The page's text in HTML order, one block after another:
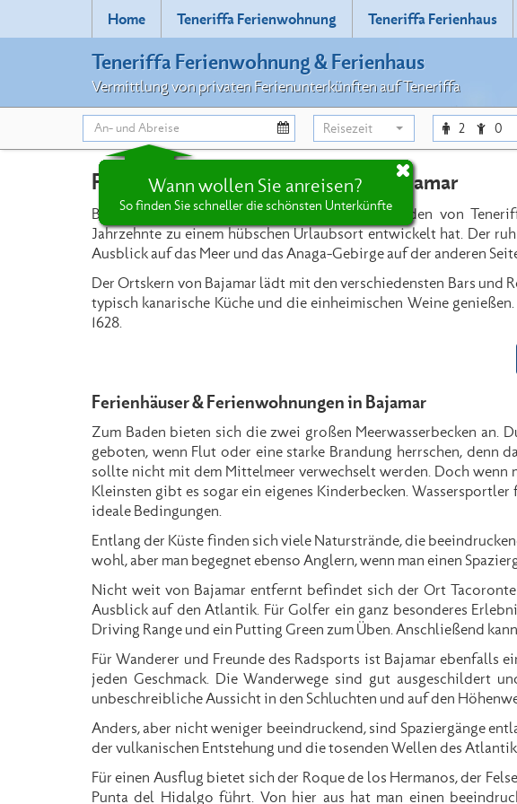
Teneriffa Ferienwohnung & Ferienhaus
Vermittlung von privaten Ferienunterkünften auf Teneriffa
Home Teneriffa Ferienwohnung Teneriffa Ferienhaus
Reisezeit 2 0
Wann wollen Sie anreisen?
So finden Sie schneller die schönsten Unterkünfte
Ferienwohnung & Ferienhaus in Bajamar
Bajamar ist ein ehemaliges Fischerdorf im Norden von
Jahrzehnte zu einem hübschen Urlaubsort entwickelt hat. Der
Ausblick auf das Meer und das Anaga-Gebirge auf der anderen
Der Ortskern von Bajamar lädt mit den verschiedensten Bars und
typisch kanarische Küche und die einheimischen Weine
1628.
Ferienhäuser & Ferienwohnungen in Bajamar
Zum Baden bieten sich die zwei großen Meerwasserbecken an.
geboten, wenn Flut oder eine starke Brandung herrschen, denn
sollte nicht mit dem Mittelmeer verwechselt werden. Doch wenn
Kleinsten gibt es sogar ein eigenes Kinderbecken.
ideale Bedingungen.
Entlang der Küste finden sich viele Naturstrände, die
wohl, aber man begegnet ebenso Anglern, wenn man einen
Nicht weit von Bajamar entfernt befindet sich der Ort
Ausblick auf den Atlantik. Für Golfer ein ganz besonderes
Driving Range und ein Putting Green zum Üben. Anschließend
Für Wanderer und Freunde des Radsports ist Bajamar ebenfalls
jeden Geschmack. Die Wanderwege sind gut ausgeschildert
unbeschreibliche Aussicht in den Schluchten und auf den
Anders, aber nicht weniger beeindruckend, sind Spaziergänge
der vulkanischen Entstehung und die tosenden Wellen des
Für einen Ausflug bietet sich der Roque de los Hermanos, der
Punta del Hidalgo führt. Von hier aus hat man einen